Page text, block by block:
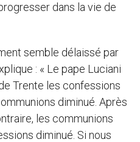
dans la vie de
semble délaissé par
: « Le pape Luciani
Trente les confessions
diminué. Après
les communions
diminué. Si nous